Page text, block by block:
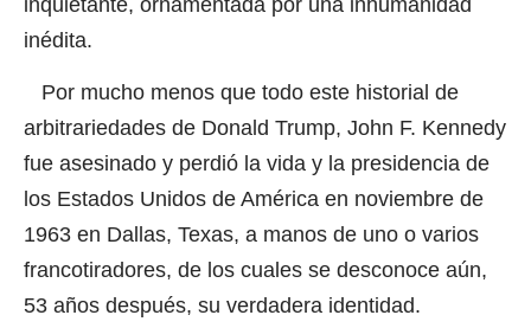
inédita.
Por mucho menos que todo este historial de
arbitrariedades de Donald Trump, John F. Kennedy
fue asesinado y perdió la vida y la presidencia de
los Estados Unidos de América en noviembre de
1963 en Dallas, Texas, a manos de uno o varios
francotiradores, de los cuales se desconoce aún,
53 años después, su verdadera identidad.